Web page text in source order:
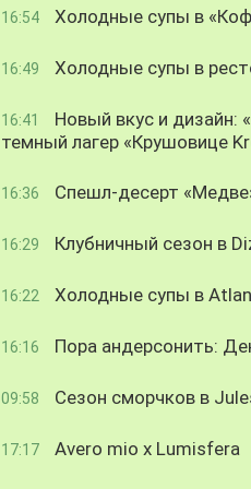
16:54 Холодные супы в
16:49 Холодные супы в
16:41
Новый вкус и дизайн:
темный лагер «Крушовице
16:36 Спешл-десерт
16:29 Клубничный сезон в
16:22 Холодные супы в
16:16 Пора андерсонить:
09:58 Сезон сморчков в
17:17 Avero mio x Lumisfera